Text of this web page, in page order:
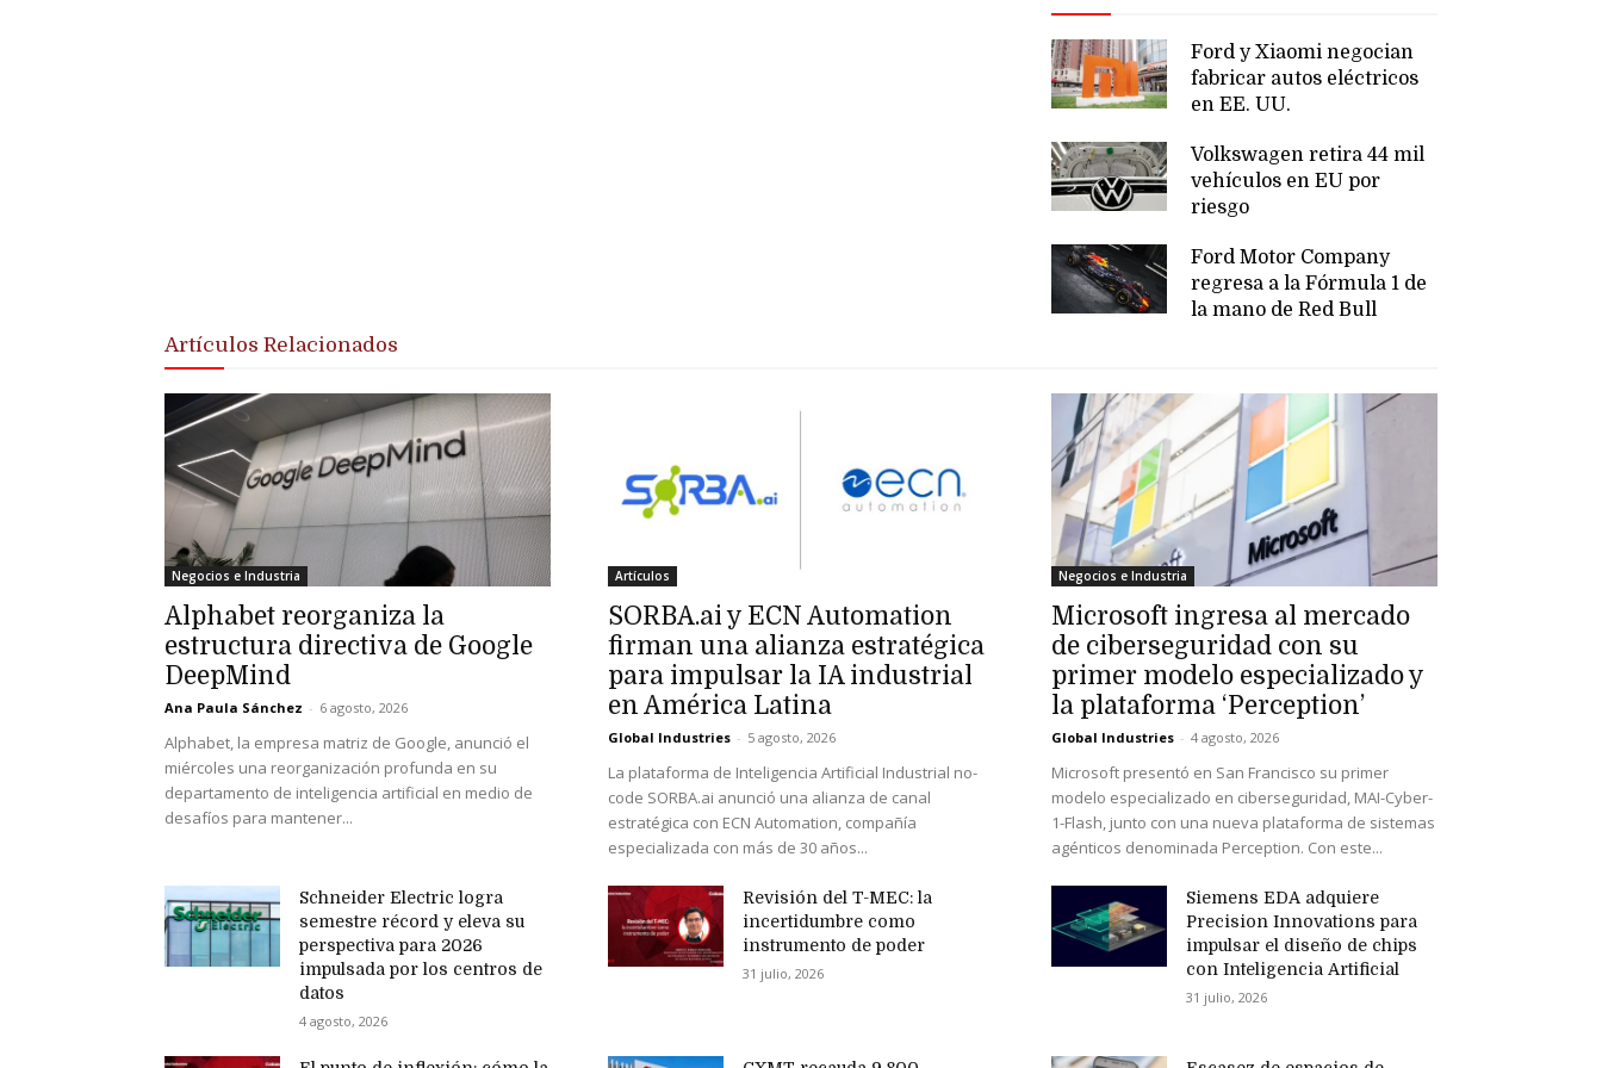
Ford y Xiaomi negocian
fabricar autos eléctricos
en EE. UU.
Volkswagen retira 44 mil
vehículos en EU por
riesgo
Ford Motor Company
regresa a la Fórmula 1 de
la mano de Red Bull
Artículos Relacionados
Negocios e Industria
Alphabet reorganiza la
estructura directiva de Google
DeepMind
Ana Paula Sánchez - 6 agosto, 2026
Alphabet, la empresa matriz de Google, anunció el
miércoles una reorganización profunda en su
departamento de inteligencia artificial en medio de
desafíos para mantener...
Artículos
SORBA.ai y ECN Automation
firman una alianza estratégica
para impulsar la IA industrial
en América Latina
Global Industries - 5 agosto, 2026
La plataforma de Inteligencia Artificial Industrial no-
code SORBA.ai anunció una alianza de canal
estratégica con ECN Automation, compañía
especializada con más de 30 años...
Negocios e Industria
Microsoft ingresa al mercado
de ciberseguridad con su
primer modelo especializado y
la plataforma ‘Perception’
Global Industries - 4 agosto, 2026
Microsoft presentó en San Francisco su primer
modelo especializado en ciberseguridad, MAI-Cyber-
1-Flash, junto con una nueva plataforma de sistemas
agénticos denominada Perception. Con este...
Schneider Electric logra
semestre récord y eleva su
perspectiva para 2026
impulsada por los centros de
datos
4 agosto, 2026
Revisión del T-MEC: la
incertidumbre como
instrumento de poder
31 julio, 2026
Siemens EDA adquiere
Precision Innovations para
impulsar el diseño de chips
con Inteligencia Artificial
31 julio, 2026